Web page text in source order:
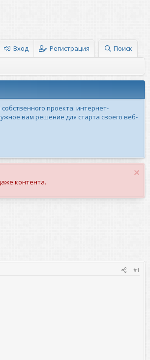
Вход Регистрация Поиск
проекта: интернет-
вам решение для старта своего веб-
контента.
#1